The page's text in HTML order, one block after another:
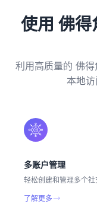
使用 佛得
利用高质量的 佛
本地访
多账户管理
轻松创建和管理多个社
了解更多